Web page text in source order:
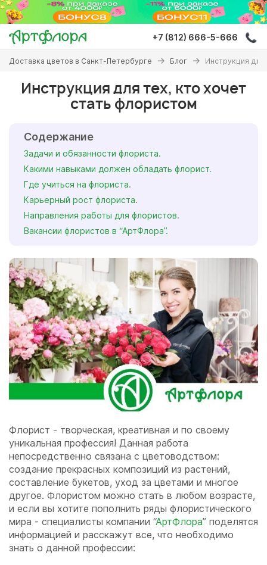
Перейти
основному
содержанию
+7 (812) 666-5-666
Вы
здесь
Доставка цветов в Санкт-Петербурге Блог Инструкция для
Инструкция для тех, кто хочет
стать флористом
Содержание
Задачи и обязанности флориста.
Какими навыками должен обладать флорист.
Где учиться на флориста.
Карьерный рост флориста.
Направления работы для флористов.
Вакансии флористов в “АртФлора”.
Флорист - творческая, креативная и по своему
уникальная профессия! Данная работа
непосредственно связана с цветоводством:
создание прекрасных композиций из растений,
составление букетов, уход за цветами и многое
другое. Флористом можно стать в любом возрасте,
и если вы хотите пополнить ряды флористического
мира - специалисты компании “АртФлора” поделятся
информацией и расскажут все, что необходимо
знать о данной профессии: